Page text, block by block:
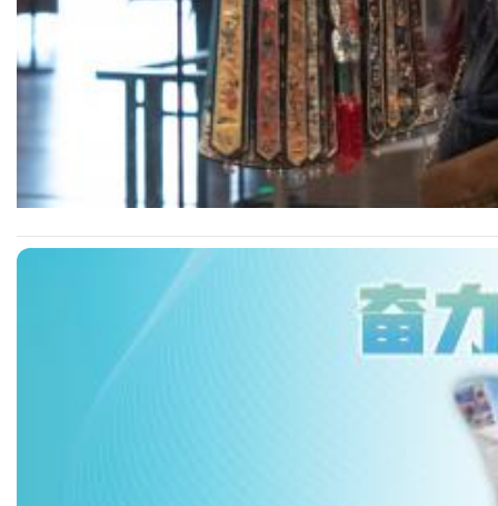
10月11日，“裙裳华彩：马面裙的古韵今风”展览于清华大学艺术